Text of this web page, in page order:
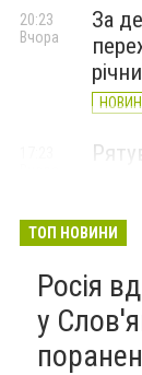
За
20:23
Вчора
НОВИНИ
ТОП НОВИНИ
Росія
у